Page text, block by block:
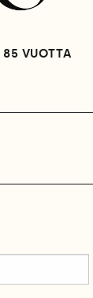
85 VUOTTA